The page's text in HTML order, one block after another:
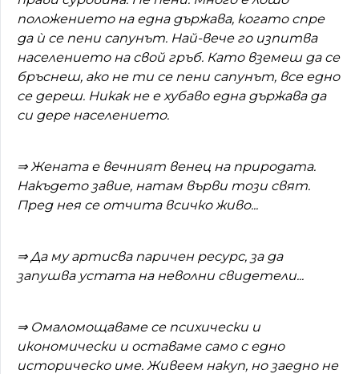
положението на една държава, когато спре
да ѝ се пени сапунът. Най-вече го изпитва
населението на свой гръб. Като вземеш да се
бръснеш, ако не ти се пени сапунът, все едно
се дереш. Никак не е хубаво една държава да
си дере населението.
⇒ Жената е вечният венец на природата.
Накъдето завие, натам върви този свят.
Пред нея се отчита всичко живо...
⇒ Да му артисва паричен ресурс, за да
запушва устата на неволни свидетели...
⇒ Омаломощаваме се психически и
икономически и оставаме само с едно
историческо име. Живеем накуп, но заедно не